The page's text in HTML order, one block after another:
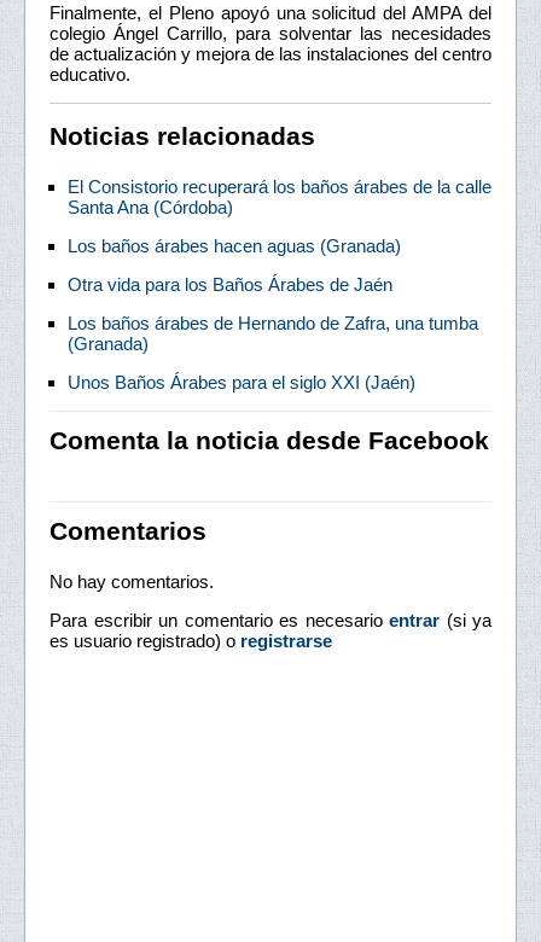
Finalmente, el Pleno apoyó una solicitud del AMPA del
colegio Ángel Carrillo, para solventar las necesidades
de actualización y mejora de las instalaciones del centro
educativo.
Noticias relacionadas
El Consistorio recuperará los baños árabes de la calle
Santa Ana (Córdoba)
Los baños árabes hacen aguas (Granada)
Otra vida para los Baños Árabes de Jaén
Los baños árabes de Hernando de Zafra, una tumba
(Granada)
Unos Baños Árabes para el siglo XXI (Jaén)
Comenta la noticia desde Facebook
Comentarios
No hay comentarios.
Para escribir un comentario es necesario entrar (si ya
es usuario registrado) o registrarse